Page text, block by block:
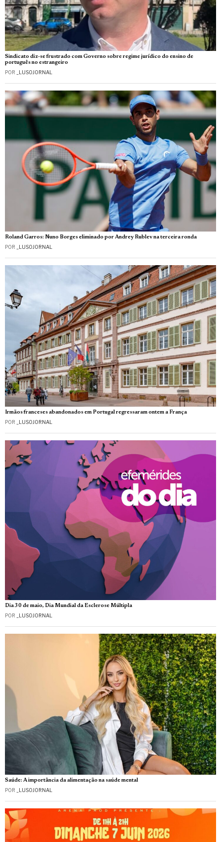
Sindicato diz-se frustrado com Governo sobre regime jurídico do ensino de
português no estrangeiro
POR _LUSOJORNAL
Roland Garros: Nuno Borges eliminado por Andrey Rublev na terceira ronda
POR _LUSOJORNAL
Irmãos franceses abandonados em Portugal regressaram ontem a França
POR _LUSOJORNAL
Dia 30 de maio, Dia Mundial da Esclerose Múltipla
POR _LUSOJORNAL
Saúde: A importância da alimentação na saúde mental
POR _LUSOJORNAL